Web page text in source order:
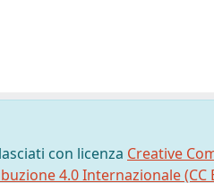
con licenza Creative
4.0 Internazionale (CC